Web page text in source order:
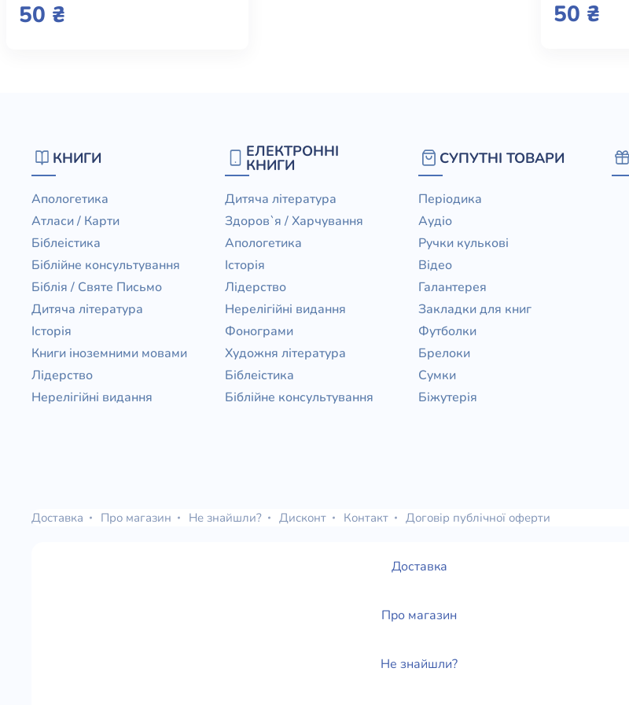
50 ₴ 50 ₴
КНИГИ
Апологетика
Атласи / Карти
Біблеістика
Біблійне консультування
Біблія / Святе Письмо
Дитяча література
Історія
Книги іноземними мовами
Лідерство
Нерелігійні видання
ЕЛЕКТРОННІ
КНИГИ
Дитяча література
Здоров`я / Харчування
Апологетика
Історія
Лідерство
Нерелігійні видання
Фонограми
Художня література
Біблеістика
Біблійне консультування
СУПУТНІ ТОВАРИ
Періодика
Аудіо
Ручки кулькові
Відео
Галантерея
Закладки для книг
Футболки
Брелоки
Сумки
Біжутерія
Доставка Про магазин Не знайшли? Дисконт Контакт Договір публічної оферти
Доставка
Про магазин
Не знайшли?